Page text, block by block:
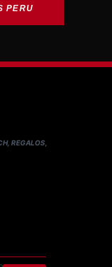
PERU
REGALOS,